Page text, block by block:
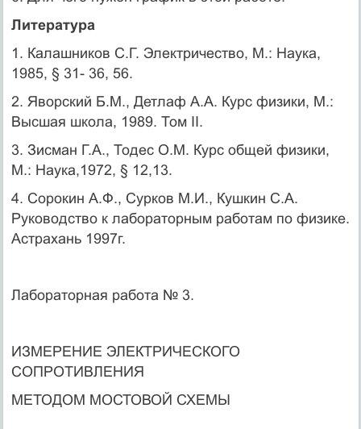
Литература
1. Калашников С.Г. Электричество, М.: Наука,
1985, § 31- 36, 56.
2. Яворский Б.М., Детлаф А.А. Курс физики, М.:
Высшая школа, 1989. Том II.
3. Зисман Г.А., Тодес О.М. Курс общей физики,
М.: Наука,1972, § 12,13.
4. Сорокин А.Ф., Сурков М.И., Кушкин С.А.
Руководство к лабораторным работам по физике.
Астрахань 1997г.
Лабораторная работа № 3.
ИЗМЕРЕНИЕ ЭЛЕКТРИЧЕСКОГО
СОПРОТИВЛЕНИЯ
МЕТОДОМ МОСТОВОЙ СХЕМЫ